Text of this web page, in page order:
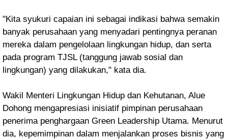
"Kita syukuri capaian ini sebagai indikasi bahwa semakin
banyak perusahaan yang menyadari pentingnya peranan
mereka dalam pengelolaan lingkungan hidup, dan serta
pada program TJSL (tanggung jawab sosial dan
lingkungan) yang dilakukan," kata dia.
Wakil Menteri Lingkungan Hidup dan Kehutanan, Alue
Dohong mengapresiasi inisiatif pimpinan perusahaan
penerima penghargaan Green Leadership Utama. Menurut
dia, kepemimpinan dalam menjalankan proses bisnis yang